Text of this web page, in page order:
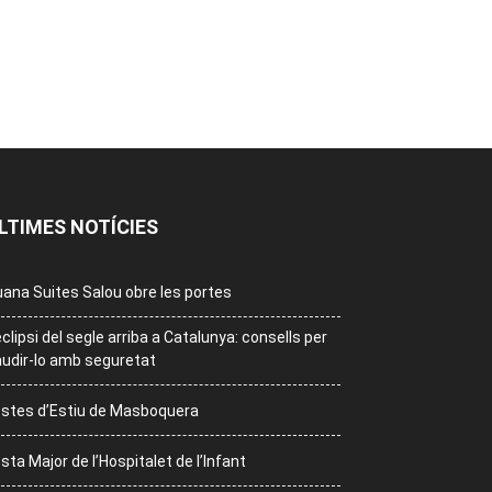
NOTÍCIES
Suites Salou obre les portes
del segle arriba a Catalunya: consells per
lo amb seguretat
d’Estiu de Masboquera
Major de l’Hospitalet de l’Infant